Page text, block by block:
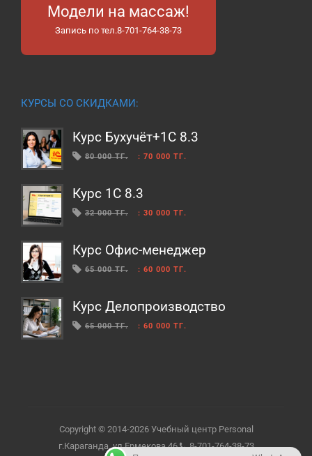
Модели на массаж!
Запись по тел.8-701-764-38-73
КУРСЫ СО СКИДКАМИ:
Курс Бухучёт+1С 8.3
80 000 ТГ. : 70 000 ТГ.
Курс 1С 8.3
32 000 ТГ. : 30 000 ТГ.
Курс Офис-менеджер
65 000 ТГ. : 60 000 ТГ.
Курс Делопроизводство
65 000 ТГ. : 60 000 ТГ.
Copyright © 2014-2026 Учебный центр Personal
г.Караганда, ул.Ермекова 46
8-701-764-38-73